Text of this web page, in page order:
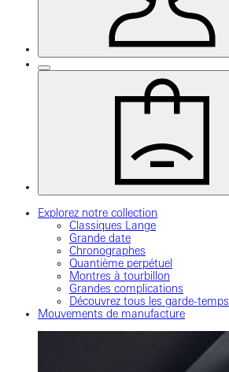
Explorez notre collection
Classiques Lange
Grande date
Chronographes
Quantième perpétuel
Montres à tourbillon
Grandes complications
Découvrez tous les garde-temps
Mouvements de manufacture